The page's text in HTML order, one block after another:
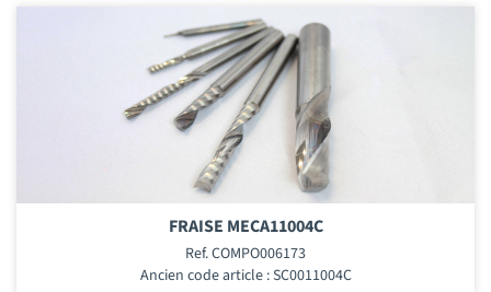
FRAISE MECA11004C
Ref. COMPO006173
Ancien code article : SC0011004C